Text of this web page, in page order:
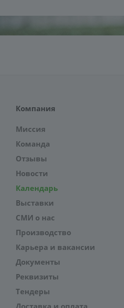
Компания
Миссия
Команда
Отзывы
Новости
Календарь
Выставки
СМИ о нас
Производство
Карьера и вакансии
Документы
Реквизиты
Тендеры
Доставка и оплата